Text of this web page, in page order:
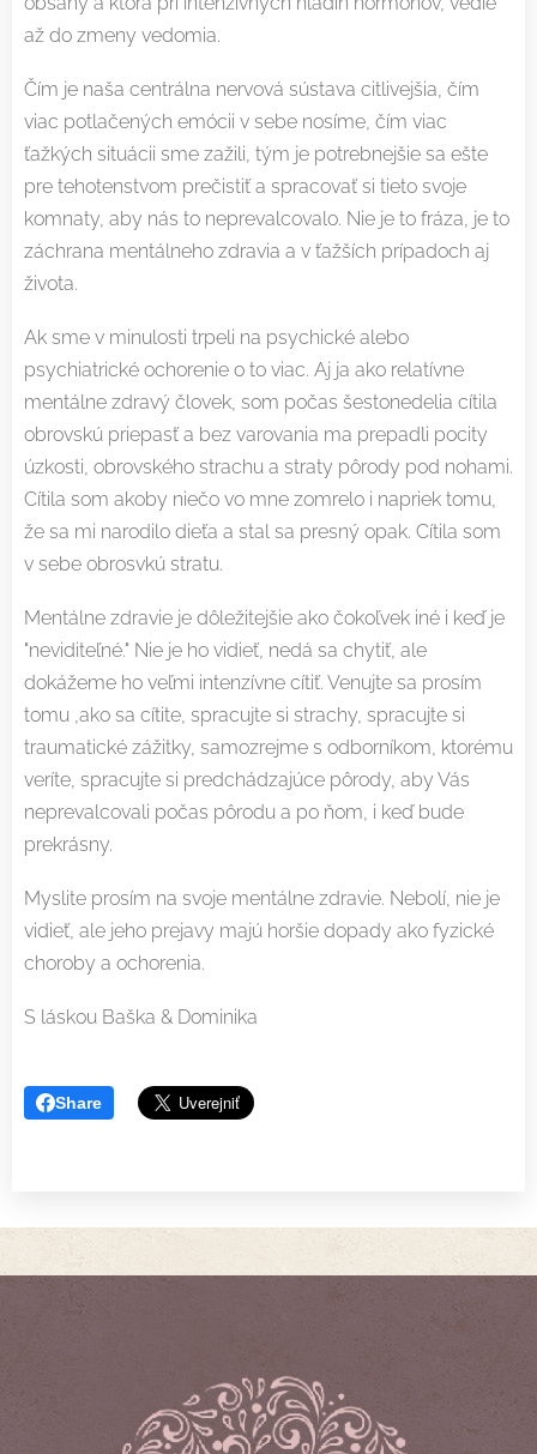
až do zmeny vedomia.
Čím je naša centrálna nervová sústava citlivejšia, čím
viac potlačených emócii v sebe nosíme, čím viac
ťažkých situácii sme zažili, tým je potrebnejšie sa ešte
pre tehotenstvom prečistiť a spracovať si tieto svoje
komnaty, aby nás to neprevalcovalo. Nie je to fráza, je to
záchrana mentálneho zdravia a v ťažších prípadoch aj
života.
Ak sme v minulosti trpeli na psychické alebo
psychiatrické ochorenie o to viac. Aj ja ako relatívne
mentálne zdravý človek, som počas šestonedelia cítila
obrovskú priepasť a bez varovania ma prepadli pocity
úzkosti, obrovského strachu a straty pôrody pod nohami.
Cítila som akoby niečo vo mne zomrelo i napriek tomu,
že sa mi narodilo dieťa a stal sa presný opak. Cítila som
v sebe obrosvkú stratu.
Mentálne zdravie je dôležitejšie ako čokoľvek iné i keď je
"neviditeľné." Nie je ho vidieť, nedá sa chytiť, ale
dokážeme ho veľmi intenzívne cítiť. Venujte sa prosím
tomu ,ako sa cítite, spracujte si strachy, spracujte si
traumatické zážitky, samozrejme s odborníkom, ktorému
veríte, spracujte si predchádzajúce pôrody, aby Vás
neprevalcovali počas pôrodu a po ňom, i keď bude
prekrásny.
Myslite prosím na svoje mentálne zdravie. Nebolí, nie je
vidieť, ale jeho prejavy majú horšie dopady ako fyzické
choroby a ochorenia.
S láskou Baška & Dominika
Share